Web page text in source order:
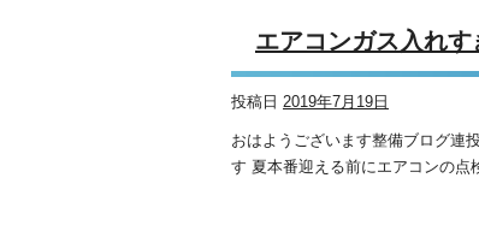
エアコンガス入れ
投稿日 2019年7月19日
おはようございます整備ブログ連
す 夏本番迎える前にエアコンの